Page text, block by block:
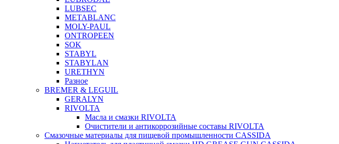
LUBSEC
METABLANC
MOLY-PAUL
ONTROPEEN
SOK
STABYL
STABYLAN
URETHYN
Разное
BREMER & LEGUIL
GERALYN
RIVOLTA
Масла и смазки RIVOLTA
Очистители и антикоррозийные составы RIVOLTA
Смазочные материалы для пищевой промышленности CASSIDA